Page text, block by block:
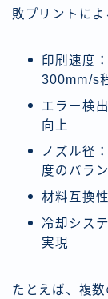
敗プリントによ
印刷速度
300mm/s
エラー検
向上
ノズル径
度のバラ
材料互換
冷却シス
実現
たとえば、複